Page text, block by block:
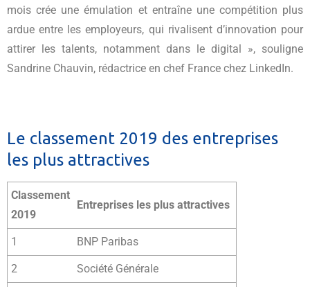
mois crée une émulation et entraîne une compétition plus
ardue entre les employeurs, qui rivalisent d’innovation pour
attirer les talents, notamment dans le digital », souligne
Sandrine Chauvin, rédactrice en chef France chez LinkedIn.
Le classement 2019 des entreprises
les plus attractives
Classement
2019
Entreprises les plus attractives
1 BNP Paribas
2 Société Générale